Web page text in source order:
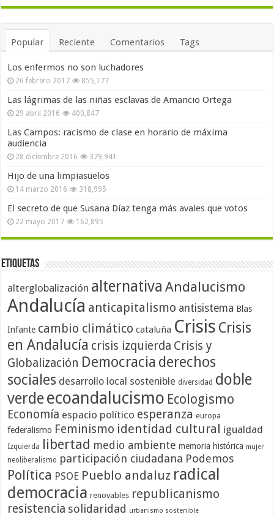
Popular Reciente Comentarios Tags
Los enfermos no son luchadores
26 febrero 2017 855,177
Las lágrimas de las niñas esclavas de Amancio Ortega
29 abril 2016 400,847
Las Campos: racismo de clase en horario de máxima
audiencia
28 diciembre 2016 379,941
Hijo de una limpiasuelos
14 marzo 2016 318,995
El secreto de que Susana Díaz tenga más avales que votos
22 mayo 2017 162,895
Etiquetas
alterglobalización alternativa Andalucismo
Andalucía anticapitalismo antisistema Blas
Infante cambio climático cataluña Crisis Crisis
en Andalucía crisis izquierda Crisis y
Globalización Democracia derechos
sociales desarrollo local sostenible diversidad doble
verdeecoandalucismo Ecologismo
Economía espacio político esperanza europa
federalismo Feminismo identidad cultural igualdad
Izquierda libertad medio ambiente memoria histórica mujer
neoliberalismo participación ciudadana Podemos
Política PSOE Pueblo andaluz radical
democracia renovables republicanismo
resistencia solidaridad urbanismo sostenible